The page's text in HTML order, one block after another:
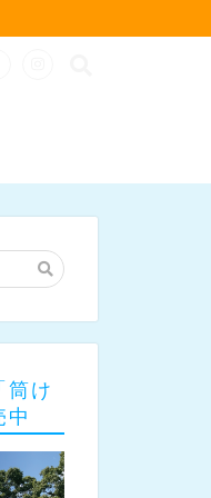
筒け
中